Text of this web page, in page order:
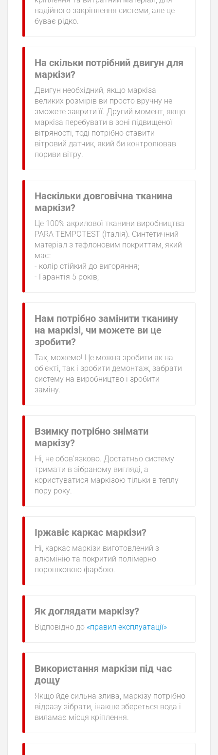
надійного закріплення системи, але це
буває рідко.
На скільки потрібний двигун для
маркізи?
Двигун необхідний, якщо маркіза
великих розмірів ви просто вручну не
зможете закрити її. Другий момент, якщо
маркіза перебувати в зоні підвищеної
вітряності, тоді потрібно ставити
вітровий датчик, який би контролював
пориви вітру.
Наскільки довговічна тканина
маркізи?
Це 100% акрилової тканини виробництва
PARA TEMPOTEST (Італія). Синтетичний
матеріал з тефлоновим покриттям, який
має:
- колір стійкий до вигоряння;
- Гарантія 5 років;
Нам потрібно замінити тканину
на маркізі, чи можете ви це
зробити?
Так, можемо! Це можна зробити як на
об'єкті, так і зробити демонтаж, забрати
систему на виробництво і зробити
заміну.
Взимку потрібно знімати
маркізу?
Ні, не обов'язково. Достатньо систему
тримати в зібраному вигляді, а
користуватися маркізою тільки в теплу
пору року.
Іржавіє каркас маркізи?
Ні, каркас маркізи виготовлений з
алюмінію та покритий полімерно
порошковою фарбою.
Як доглядати маркізу?
Відповідно до «правил експлуатації»
Використання маркізи під час
дощу
Якщо йде сильна злива, маркізу потрібно
відразу зібрати, інакше збереться вода і
виламає місця кріплення.